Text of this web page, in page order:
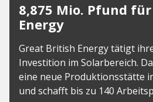
8,875 Mio. Pfund
Energy
Great British Energy tätigt
Investition im Solarbereich.
eine neue Produktionsstätte
und schafft bis zu 140